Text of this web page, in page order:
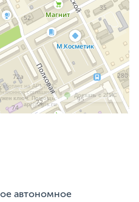
на API 2ГИС
соглашение
ключ. Помощь:
api@2gis.ru
Доехать с 2ГИС
автономное